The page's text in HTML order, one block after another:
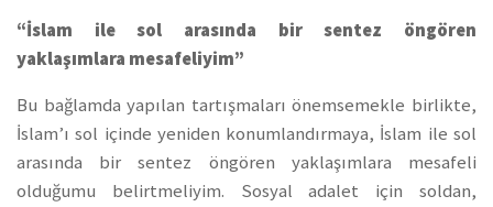
“İslam ile sol arasında bir sentez öngören
yaklaşımlara mesafeliyim”
Bu bağlamda yapılan tartışmaları önemsemekle birlikte,
İslam’ı sol içinde yeniden konumlandırmaya, İslam ile sol
arasında bir sentez öngören yaklaşımlara mesafeli
olduğumu belirtmeliyim. Sosyal adalet için soldan,